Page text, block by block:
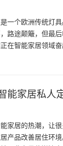
一个欧洲传统灯
路途颠簸，但最
在智能家居领域
分析机构Berg
能家居私人
家居的热潮，让
产品改善居住环